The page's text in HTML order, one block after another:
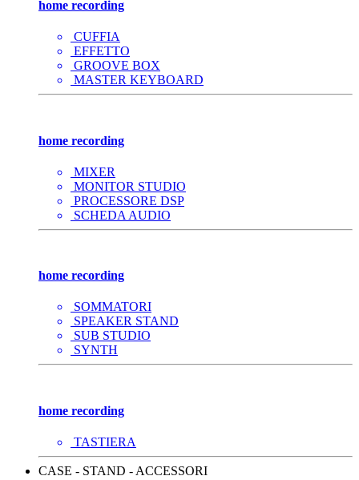
home recording
CUFFIA
EFFETTO
GROOVE BOX
MASTER KEYBOARD
home recording
MIXER
MONITOR STUDIO
PROCESSORE DSP
SCHEDA AUDIO
home recording
SOMMATORI
SPEAKER STAND
SUB STUDIO
SYNTH
home recording
TASTIERA
CASE - STAND - ACCESSORI